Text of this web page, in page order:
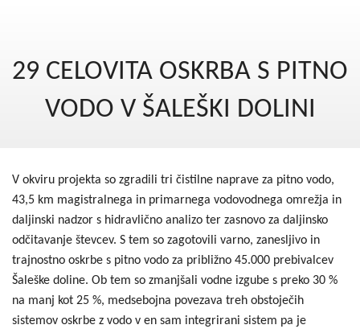
Blog
29 CELOVITA OSKRBA S PITNO
VODO V ŠALEŠKI DOLINI
V okviru projekta so zgradili tri čistilne naprave za pitno vodo,
43,5 km magistralnega in primarnega vodovodnega omrežja in
daljinski nadzor s hidravlično analizo ter zasnovo za daljinsko
odčitavanje števcev. S tem so zagotovili varno, zanesljivo in
trajnostno oskrbe s pitno vodo za približno 45.000 prebivalcev
Šaleške doline. Ob tem so zmanjšali vodne izgube s preko 30 %
na manj kot 25 %, medsebojna povezava treh obstoječih
sistemov oskrbe z vodo v en sam integrirani sistem pa je